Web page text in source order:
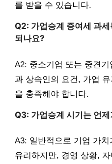
를 받을 수 있습니다.
Q2: 가업승계 증여세 과
되나요?
A2: 중소기업 또는 중견
과 상속인의 요건, 가업
을 충족해야 합니다.
Q3: 가업승계 시기는 언
A3: 일반적으로 기업 가치
유리하지만, 경영 상황,